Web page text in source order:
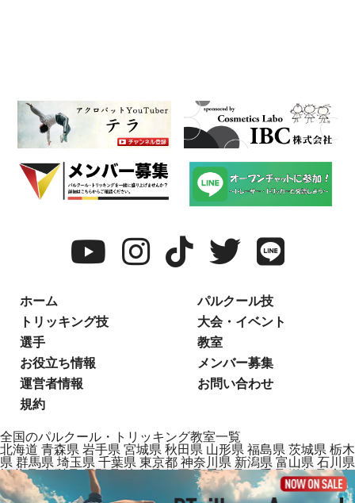
ホーム
パルクール技
トリッキング技
大会・イベント
選手
教室
お役立ち情報
メンバー募集
運営者情報
お問い合わせ
規約
全国のパルクール・トリッキング教室一覧
北海道 青森県 岩手県 宮城県 秋田県 山形県 福島県 茨城県 栃木
県 群馬県 埼玉県 千葉県 東京都 神奈川県 新潟県 富山県 石川県
福井県
長野県 静岡県 愛知県 三重県 滋賀県 京都
府 大阪府 兵庫県 奈良県 鳥取県 島根県 岡山県 広島県